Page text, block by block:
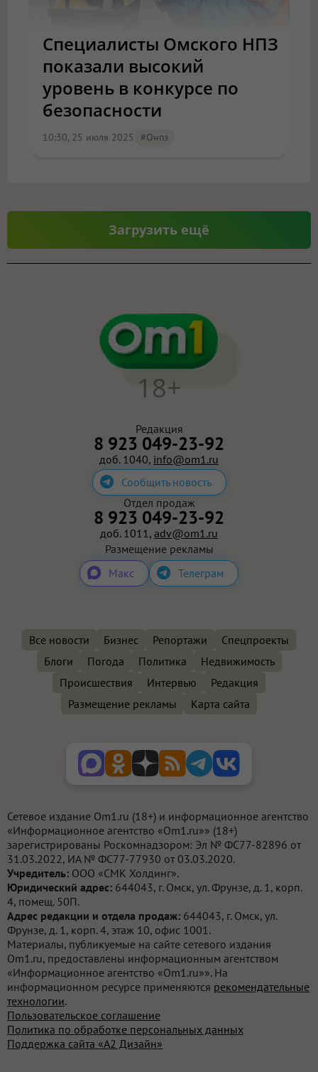
Специалисты Омского НПЗ
показали высокий
уровень в конкурсе по
безопасности
10:30, 25 июля 2025 #онпз
Загрузить ещё
Редакция
8 923 049-23-92
доб. 1040, info@om1.ru
Сообщить новость
18+
Отдел продаж
8 923 049-23-92
доб. 1011, adv@om1.ru
Размещение рекламы
Макс
Телеграм
Все новости Бизнес Репортажи
Спецпроекты
Блоги
Погода Политика
Недвижимость
Происшествия
Интервью
Редакция
Размещение рекламы
Карта сайта
Сетевое издание Om1.ru (18+) и информационное агентство
«Информационное агентство «Om1.ru»» (18+)
зарегистрированы Роскомнадзором: Эл № ФС77-82896 от
31.03.2022, ИА № ФС77-77930 от 03.03.2020.
Учредитель: ООО «СМК Холдинг».
Юридический адрес: 644043, г. Омск, ул. Фрунзе, д. 1, корп.
4, помещ. 50П.
Адрес редакции и отдела продаж: 644043, г. Омск, ул.
Фрунзе, д. 1, корп. 4, этаж 10, офис 1001.
Материалы, публикуемые на сайте сетевого издания
Om1.ru, предоставлены информационным агентством
«Информационное агентство «Om1.ru»». На
информационном ресурсе применяются рекомендательные
технологии.
Пользовательское соглашение
Политика по обработке персональных данных
Поддержка сайта «А2 Дизайн»